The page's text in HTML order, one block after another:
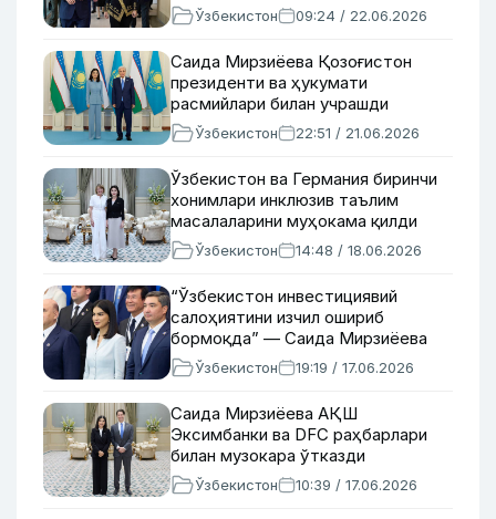
Ўзбекистон 09:24 / 22.06.2026
Саида Мирзиёева Қозоғистон
президенти ва ҳукумати
расмийлари билан учрашди
Ўзбекистон 22:51 / 21.06.2026
Ўзбекистон ва Германия биринчи
хонимлари инклюзив таълим
масалаларини муҳокама қилди
Ўзбекистон 14:48 / 18.06.2026
“Ўзбекистон инвестициявий
салоҳиятини изчил ошириб
бормоқда” — Саида Мирзиёева
Ўзбекистон 19:19 / 17.06.2026
Саида Мирзиёева АҚШ
Эксимбанки ва DFC раҳбарлари
билан музокара ўтказди
Ўзбекистон 10:39 / 17.06.2026